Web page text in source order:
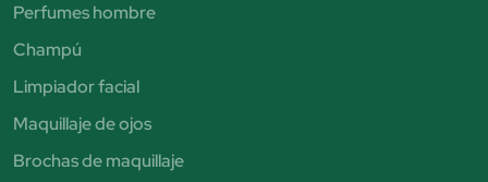
Perfumes hombre
Champú
Limpiador facial
Maquillaje de ojos
Brochas de maquillaje